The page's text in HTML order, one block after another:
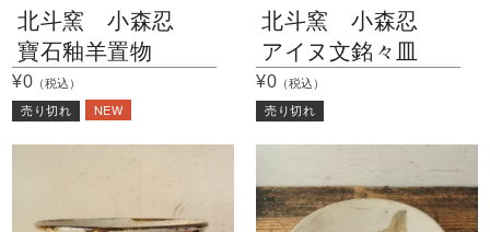
北斗窯 小森忍
寶石釉羊置物
¥0 （税込）
売り切れ NEW
北斗窯 小森忍
アイヌ文銘々皿
¥0 （税込）
売り切れ